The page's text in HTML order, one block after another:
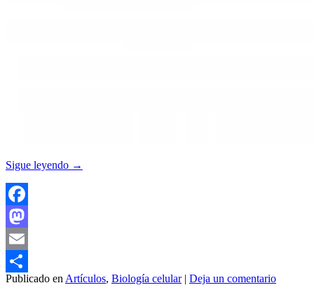
Sigue leyendo →
Facebook
Mastodon
Email
Compartir
Publicado en Artículos, Biología celular | Deja un comentario